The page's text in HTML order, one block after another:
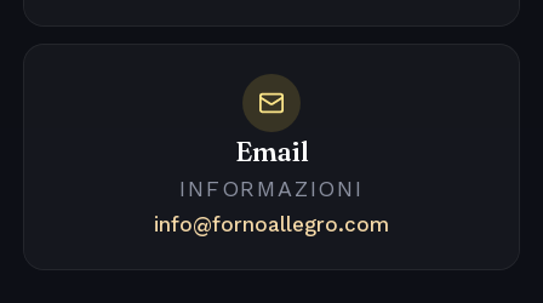
Email
INFORMAZIONI
info@fornoallegro.com